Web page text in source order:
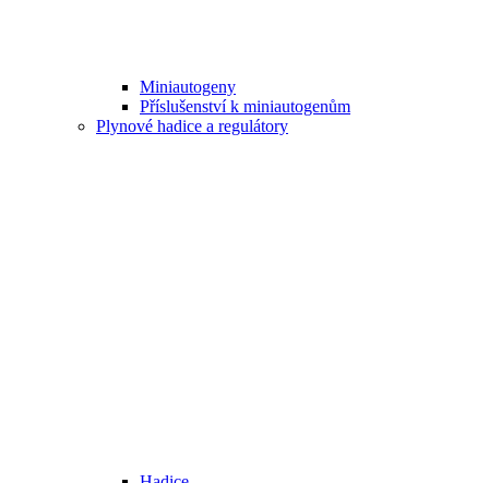
Miniautogeny
Příslušenství k miniautogenům
Plynové hadice a regulátory